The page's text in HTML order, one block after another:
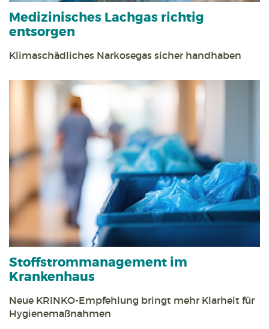
Medizinisches Lachgas richtig
entsorgen
Klimaschädliches Narkosegas sicher handhaben
Stoff­strom­management im
Krankenhaus
Neue KRINKO-Empfehlung bringt mehr Klarheit für
Hygienemaßnahmen